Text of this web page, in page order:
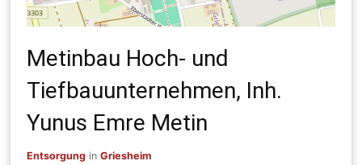
Metinbau Hoch- und
Tiefbauunternehmen, Inh.
Yunus Emre Metin
Entsorgung inGriesheim